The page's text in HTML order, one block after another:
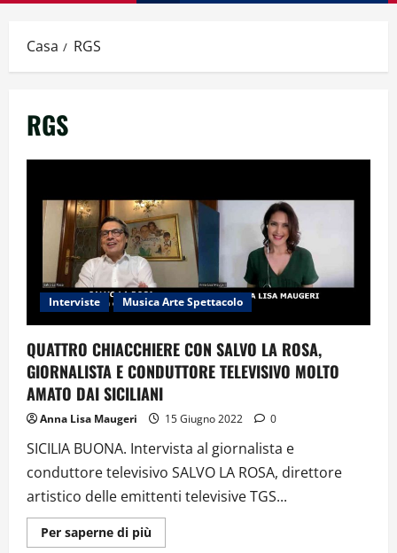
Casa RGS
RGS
Interviste Musica Arte Spettacolo
QUATTRO CHIACCHIERE CON SALVO LA ROSA,
GIORNALISTA E CONDUTTORE TELEVISIVO MOLTO
AMATO DAI SICILIANI
Anna Lisa Maugeri 15 Giugno 2022 0
SICILIA BUONA. Intervista al giornalista e
conduttore televisivo SALVO LA ROSA, direttore
artistico delle emittenti televisive TGS...
Per saperne di piùUlteriori
informazioni